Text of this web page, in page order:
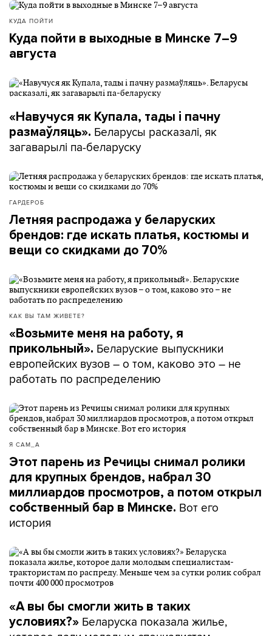
КУДА ПОЙТИ
Куда пойти в выходные в Минске 7–9
августа
«Навучуся як Купала, тады і пачну
размаўляць». Беларусы расказалі, як
загаварылі па-беларуску
ГАРДЕРОБ
Летняя распродажа у беларуских
брендов: где искать платья, костюмы и
вещи со скидками до 70%
КАК ВЫ ТАМ ЖИВЕТЕ?
«Возьмите меня на работу, я
прикольный». Беларуские выпускники
европейских вузов – о том, каково это – не
работать по распределению
Я САМ_А
Этот парень из Речицы снимал ролики
для крупных брендов, набрал 30
миллиардов просмотров, а потом открыл
собственный бар в Минске. Вот его
история
«А вы бы смогли жить в таких
условиях?» Беларуска показала жилье,